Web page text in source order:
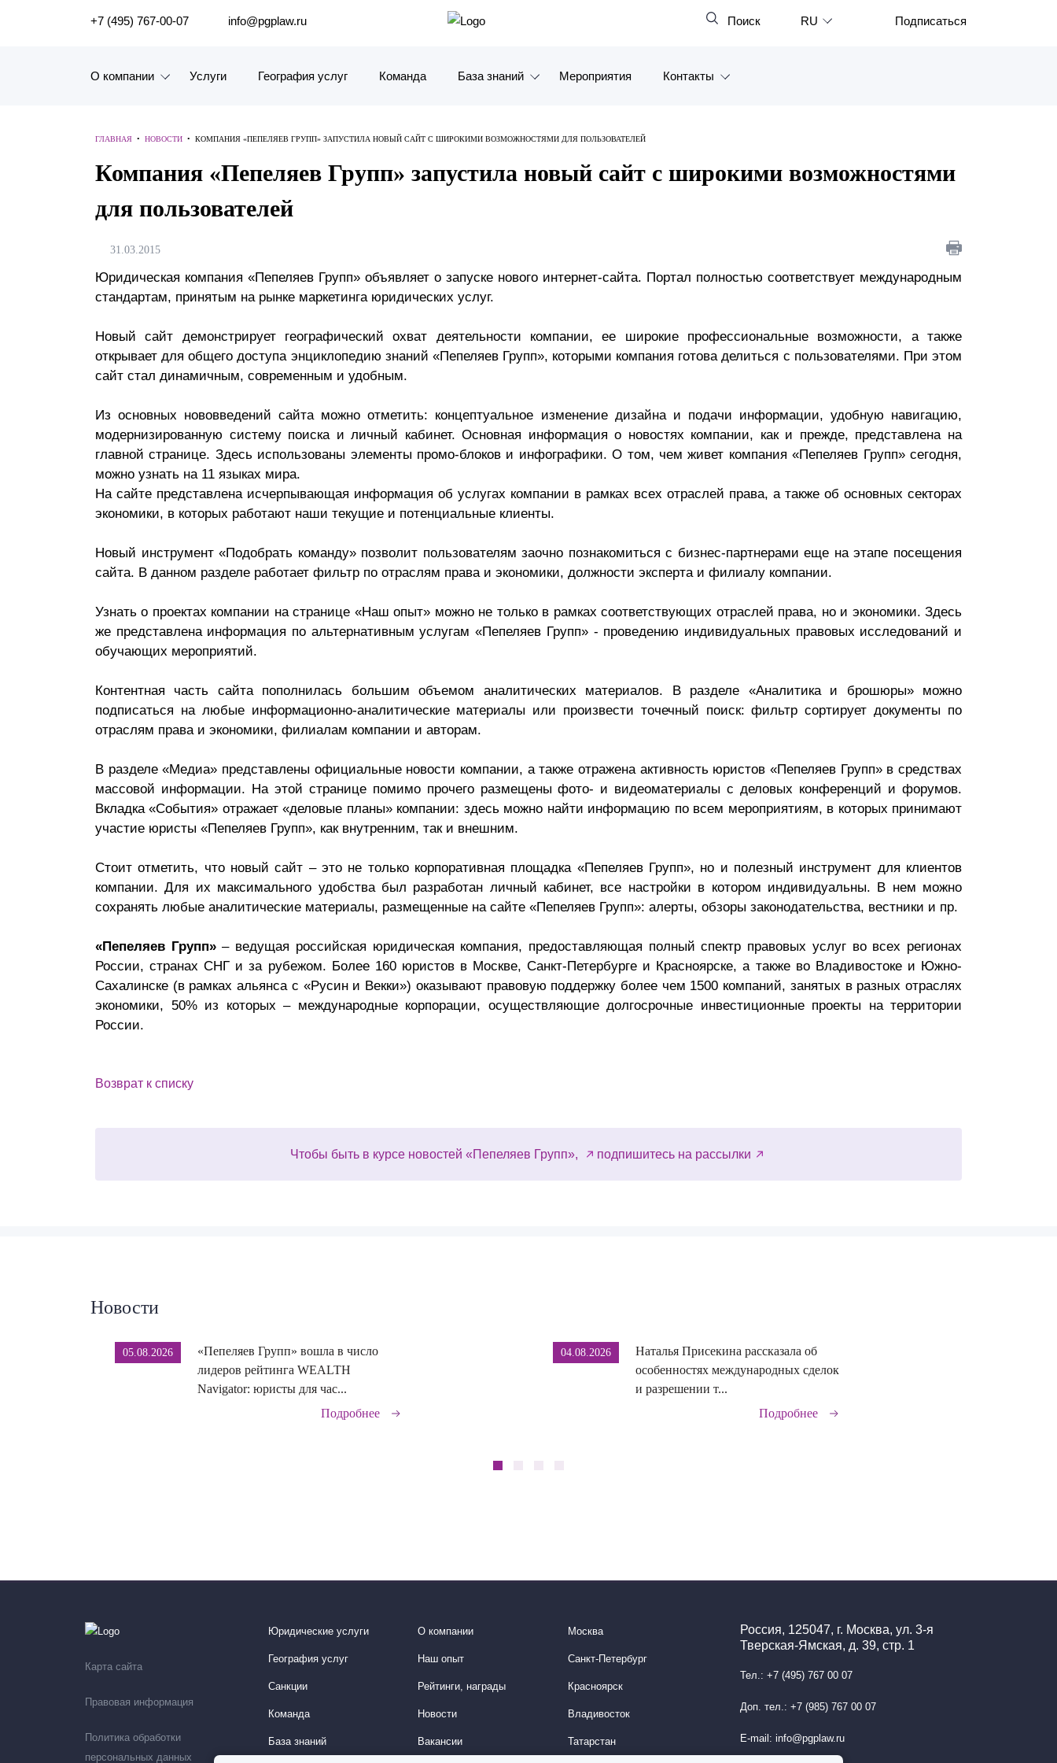
ПОИСК ПО САЙТУ Закрыть
+7 (495) 767-00-07 info@pgplaw.ru Поиск RU
Italiano
Türkçe
Подписаться
О компании
Карьера
История компании
Почему «Пепеляев Групп»?
Социальная
ответственность
Услуги География услуг Команда База знаний
Журналы
Антикризисный инфопортал
Мероприятия Контакты
Корея
ГЛАВНАЯ • НОВОСТИ • КОМПАНИЯ «ПЕПЕЛЯЕВ ГРУПП» ЗАПУСТИЛА НОВЫЙ САЙТ С ШИРОКИМИ ВОЗМОЖНОСТЯМИ ДЛЯ ПОЛЬЗОВАТЕЛЕЙ
Компания «Пепеляев Групп» запустила новый сайт с широкими возможностями
для пользователей
31.03.2015
Юридическая компания «Пепеляев Групп» объявляет о запуске нового интернет-сайта. Портал полностью соответствует международным
стандартам, принятым на рынке маркетинга юридических услуг.
Новый сайт демонстрирует географический охват деятельности компании, ее широкие профессиональные возможности, а также
открывает для общего доступа энциклопедию знаний «Пепеляев Групп», которыми компания готова делиться с пользователями. При этом
сайт стал динамичным, современным и удобным.
Из основных нововведений сайта можно отметить: концептуальное изменение дизайна и подачи информации, удобную навигацию,
модернизированную систему поиска и личный кабинет. Основная информация о новостях компании, как и прежде, представлена на
главной странице. Здесь использованы элементы промо-блоков и инфографики. О том, чем живет компания «Пепеляев Групп» сегодня,
можно узнать на 11 языках мира.
На сайте представлена исчерпывающая информация об услугах компании в рамках всех отраслей права, а также об основных секторах
экономики, в которых работают наши текущие и потенциальные клиенты.
Новый инструмент «Подобрать команду» позволит пользователям заочно познакомиться с бизнес-партнерами еще на этапе посещения
сайта. В данном разделе работает фильтр по отраслям права и экономики, должности эксперта и филиалу компании.
Узнать о проектах компании на странице «Наш опыт» можно не только в рамках соответствующих отраслей права, но и экономики. Здесь
же представлена информация по альтернативным услугам «Пепеляев Групп» - проведению индивидуальных правовых исследований и
обучающих мероприятий.
Контентная часть сайта пополнилась большим объемом аналитических материалов. В разделе «Аналитика и брошюры» можно
подписаться на любые информационно-аналитические материалы или произвести точечный поиск: фильтр сортирует документы по
отраслям права и экономики, филиалам компании и авторам.
В разделе «Медиа» представлены официальные новости компании, а также отражена активность юристов «Пепеляев Групп» в средствах
массовой информации. На этой странице помимо прочего размещены фото- и видеоматериалы с деловых конференций и форумов.
Вкладка «События» отражает «деловые планы» компании: здесь можно найти информацию по всем мероприятиям, в которых принимают
участие юристы «Пепеляев Групп», как внутренним, так и внешним.
Стоит отметить, что новый сайт – это не только корпоративная площадка «Пепеляев Групп», но и полезный инструмент для клиентов
компании. Для их максимального удобства был разработан личный кабинет, все настройки в котором индивидуальны. В нем можно
сохранять любые аналитические материалы, размещенные на сайте «Пепеляев Групп»: алерты, обзоры законодательства, вестники и пр.
«Пепеляев Групп»– ведущая российская юридическая компания, предоставляющая полный спектр правовых услуг во всех регионах
России, странах СНГ и за рубежом. Более 160 юристов в Москве, Санкт-Петербурге и Красноярске, а также во Владивостоке и Южно-
Сахалинске (в рамках альянса с «Русин и Векки») оказывают правовую поддержку более чем 1500 компаний, занятых в разных отраслях
экономики, 50% из которых – международные корпорации, осуществляющие долгосрочные инвестиционные проекты на территории
России.
Возврат к списку
Чтобы быть в курсе новостей «Пепеляев Групп», подпишитесь на рассылки
Новости
05.08.2026
«Пепеляев Групп» вошла в число
лидеров рейтинга WEALTH
Navigator: юристы для час...
Подробнее
04.08.2026
Наталья Присекина рассказала об
особенностях международных сделок
и разрешении т...
Подробнее
Карта сайта
Правовая информация
Политика обработки
персональных данных
Юридические услуги
География услуг
Санкции
Команда
База знаний
О компании
Наш опыт
Рейтинги, награды
Новости
Вакансии
Москва
Санкт-Петербург
Красноярск
Владивосток
Татарстан
Россия, 125047, г. Москва, ул. 3-я
Тверская-Ямская, д. 39, стр. 1
Тел.: +7 (495) 767 00 07
Доп. тел.: +7 (985) 767 00 07
E-mail: info@pgplaw.ru